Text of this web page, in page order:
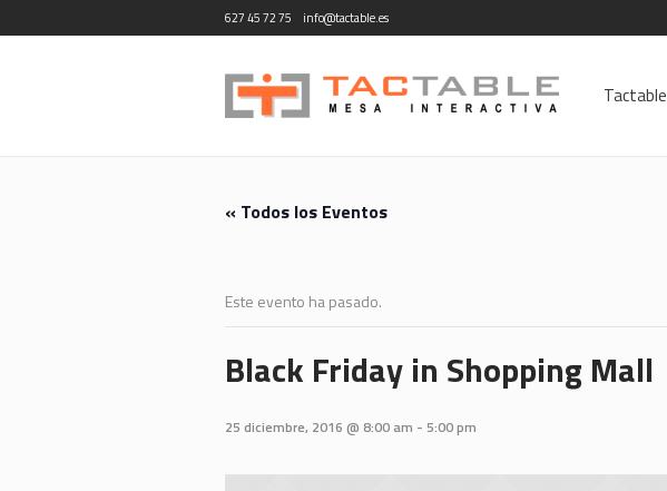
627 45 72 75 info@tactable.es
Tactable
« Todos los Eventos
Este evento ha pasado.
Black Friday in Shopping Mall
25 diciembre, 2016 @ 8:00 am - 5:00 pm